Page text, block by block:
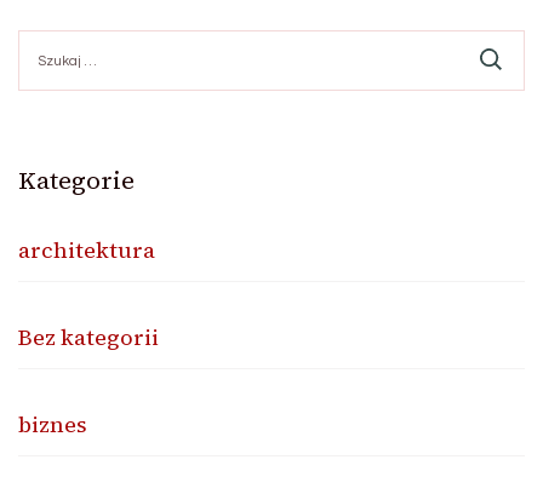
Kategorie
architektura
Bez kategorii
biznes